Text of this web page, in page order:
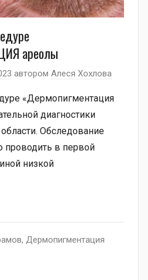
ареолы
автором Алеся Хохлова
«Дермопигментация
диагностики
Обследование
в первой
низкой
, Дермопигментация